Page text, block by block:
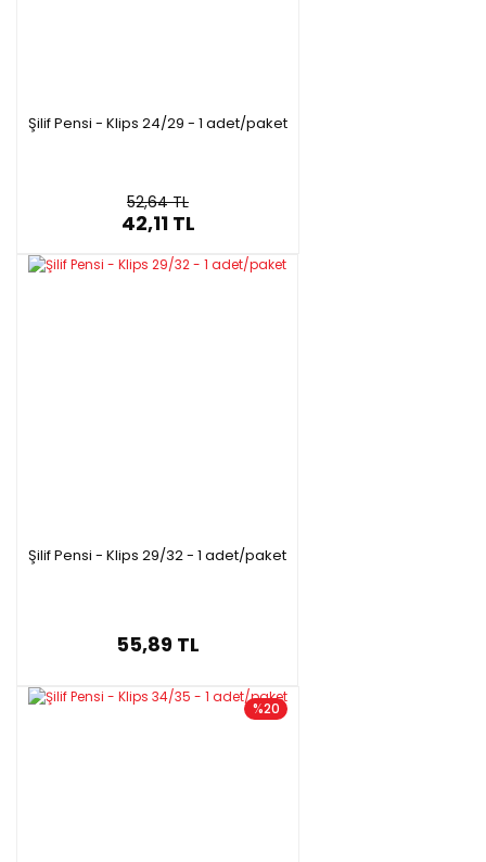
Şilif Pensi - Klips 24/29 - 1 adet/paket
52,64 TL
42,11 TL
Şilif Pensi - Klips 29/32 - 1 adet/paket
55,89 TL
%20